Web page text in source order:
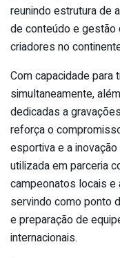
reunindo estrutura de
de conteúdo e
criadores no
Com capacidade
simultaneamente,
dedicadas a
reforça o
esportiva e a
utilizada em parceria
campeonatos locais
servindo como ponto
e preparação de
internacionais.